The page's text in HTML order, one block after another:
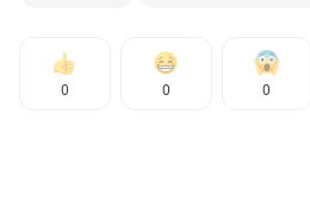
0 0 0